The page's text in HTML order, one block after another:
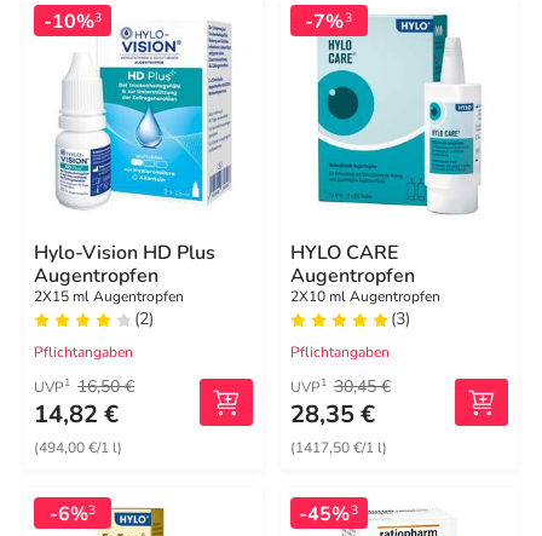
-10%3
Hylo-Vision HD Plus
Augentropfen
2X15 ml Augentropfen
(2)
Pflichtangaben
UVP1 16,50 €
14,82 €
(494,00 €/1 l)
-7%3
HYLO CARE
Augentropfen
2X10 ml Augentropfen
(3)
Pflichtangaben
UVP1 30,45 €
28,35 €
(1417,50 €/1 l)
-6%3 -45%3